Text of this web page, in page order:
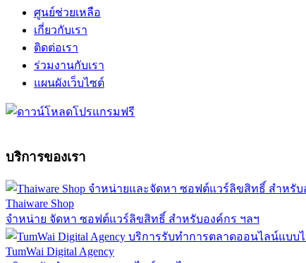
ศูนย์ช่วยเหลือ
เกี่ยวกับเรา
ติดต่อเรา
ร่วมงานกับเรา
แผนผังเว็บไซต์
บริการของเรา
Thaiware Shop
จำหน่าย จัดหา ซอฟต์แวร์ลิขสิทธิ์ สำหรับองค์กร ฯลฯ
TumWai Digital Agency